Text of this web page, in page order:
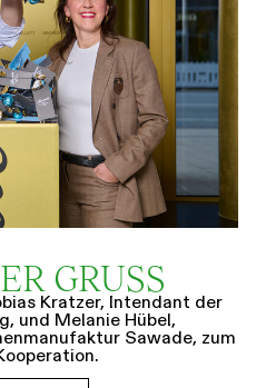
GRUSS
Kratzer, Intendant der
und Melanie Hübel,
Sawade, zum